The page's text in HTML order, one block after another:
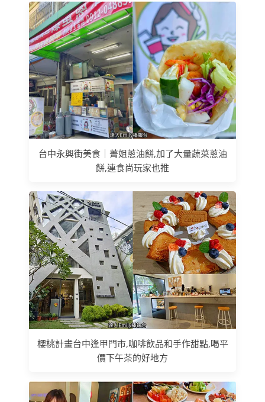
台中永興街美食｜菁姐蔥油餅,加了大量蔬菜蔥油
餅,連食尚玩家也推
櫻桃計畫台中逢甲門市,咖啡飲品和手作甜點,喝平
價下午茶的好地方